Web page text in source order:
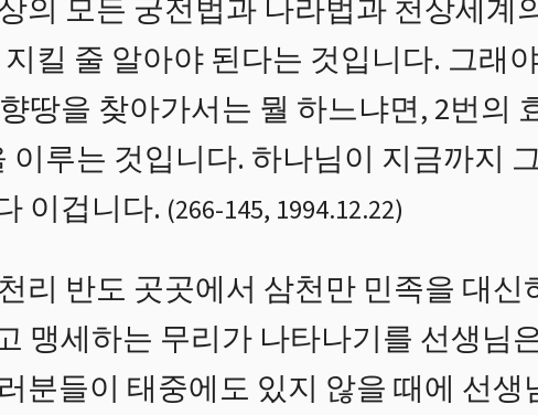
의 모든 궁전법과 나라법과 천상세계
킬 줄 알아야 된다는 것입니다. 그래
땅을 찾아가서는 뭘 하느냐면, 2번의
이루는 것입니다. 하나님이 지금까지
이겁니다. (266-145, 1994.12.22)
리 반도 곳곳에서 삼천만 민족을 대
맹세하는 무리가 나타나기를 선생님
분들이 태중에도 있지 않을 때에 선